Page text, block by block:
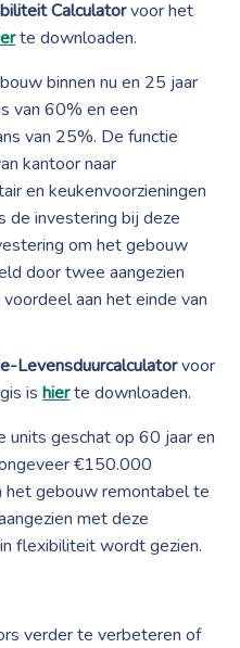
Calculatorvoor het
te downloaden.
binnen nu en 25 jaar
van 60% en een
van 25%. De functie
kantoor naar
en keukenvoorzieningen
de investering bij deze
om het gebouw
door twee aangezien
aan het einde van
Levensduurcalculatorvoor
ishierte downloaden.
units geschat op 60 jaar en
€150.000
gebouw remontabel te
met deze
flexibiliteit wordt gezien.
verder te verbeteren of